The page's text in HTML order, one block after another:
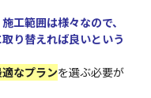
工範囲は様々なので、
り替えれば良いという
なプランを選ぶ必要が